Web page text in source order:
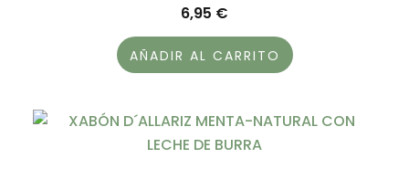
6,95 €
AÑADIR AL CARRITO